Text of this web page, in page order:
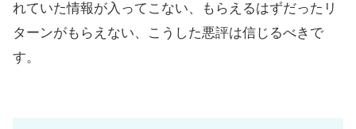
れていた情報が入ってこない、もらえるはずだったリ
ターンがもらえない、こうした悪評は信じるべきで
す。